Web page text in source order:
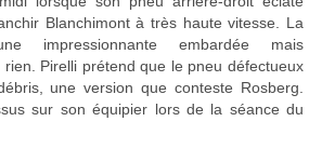
Blanchimont à très haute vitesse. La
impressionnante embardée mais
Pirelli prétend que le pneu défectueux
une version que conteste Rosberg.
sur son équipier lors de la séance du